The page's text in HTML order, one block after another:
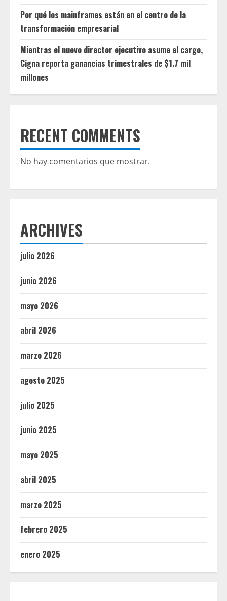
Por qué los mainframes están en el centro de la
transformación empresarial
Mientras el nuevo director ejecutivo asume el cargo,
Cigna reporta ganancias trimestrales de $1.7 mil
millones
RECENT COMMENTS
No hay comentarios que mostrar.
ARCHIVES
julio 2026
junio 2026
mayo 2026
abril 2026
marzo 2026
agosto 2025
julio 2025
junio 2025
mayo 2025
abril 2025
marzo 2025
febrero 2025
enero 2025